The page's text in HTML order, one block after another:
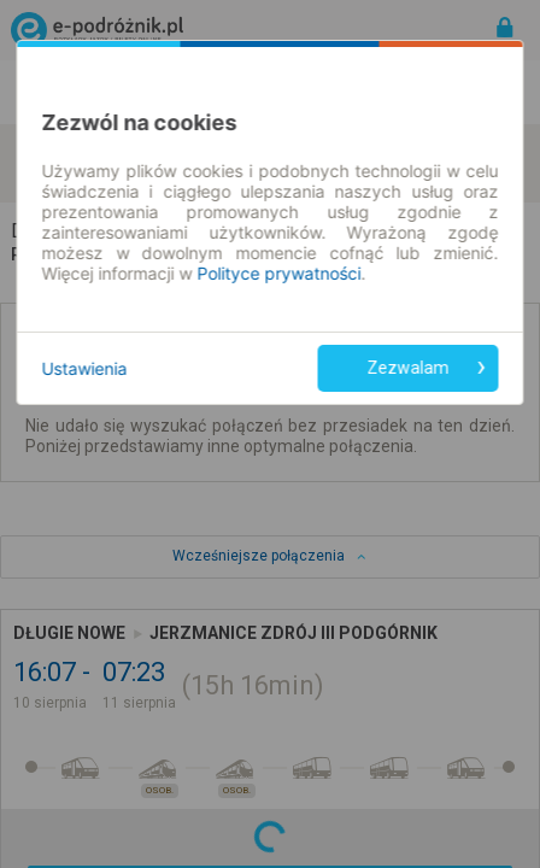
10.08.2026 | -- : --
zmień kryteria
Długie Nowe → Jerzmanice-Zdrój
Rozkład jazdy i bilety
Brak połączeń bezpośrednich. Sprawdź
połączenia z przesiadkami.
Nie udało się wyszukać połączeń bez przesiadek na ten dzień.
Poniżej przedstawiamy inne optymalne połączenia.
Wcześniejsze połączenia
DŁUGIE NOWE JERZMANICE ZDRÓJ III PODGÓRNIK
16:07
10 sierpnia
07:23
11 sierpnia
15h 16min
OSOB. OSOB.
Zezwól na cookies
Używamy plików cookies i podobnych technologii w celu
świadczenia i ciągłego ulepszania naszych usług oraz
prezentowania promowanych usług zgodnie z
zainteresowaniami użytkowników. Wyrażoną zgodę
możesz w dowolnym momencie cofnąć lub zmienić.
Więcej informacji w Polityce prywatności.
Ustawienia Zezwalam